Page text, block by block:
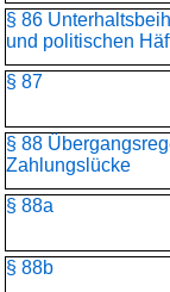
§ 86
und politischen
§ 87
§ 88
Zahlungslücke
§ 88a
§ 88b